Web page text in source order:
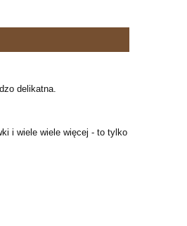
delikatna.
i wiele wiele więcej - to tylko